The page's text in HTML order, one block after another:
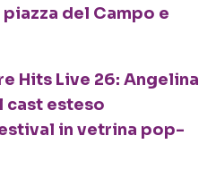
del Campo e
Hits Live 26: Angelina
cast esteso
in vetrina pop-